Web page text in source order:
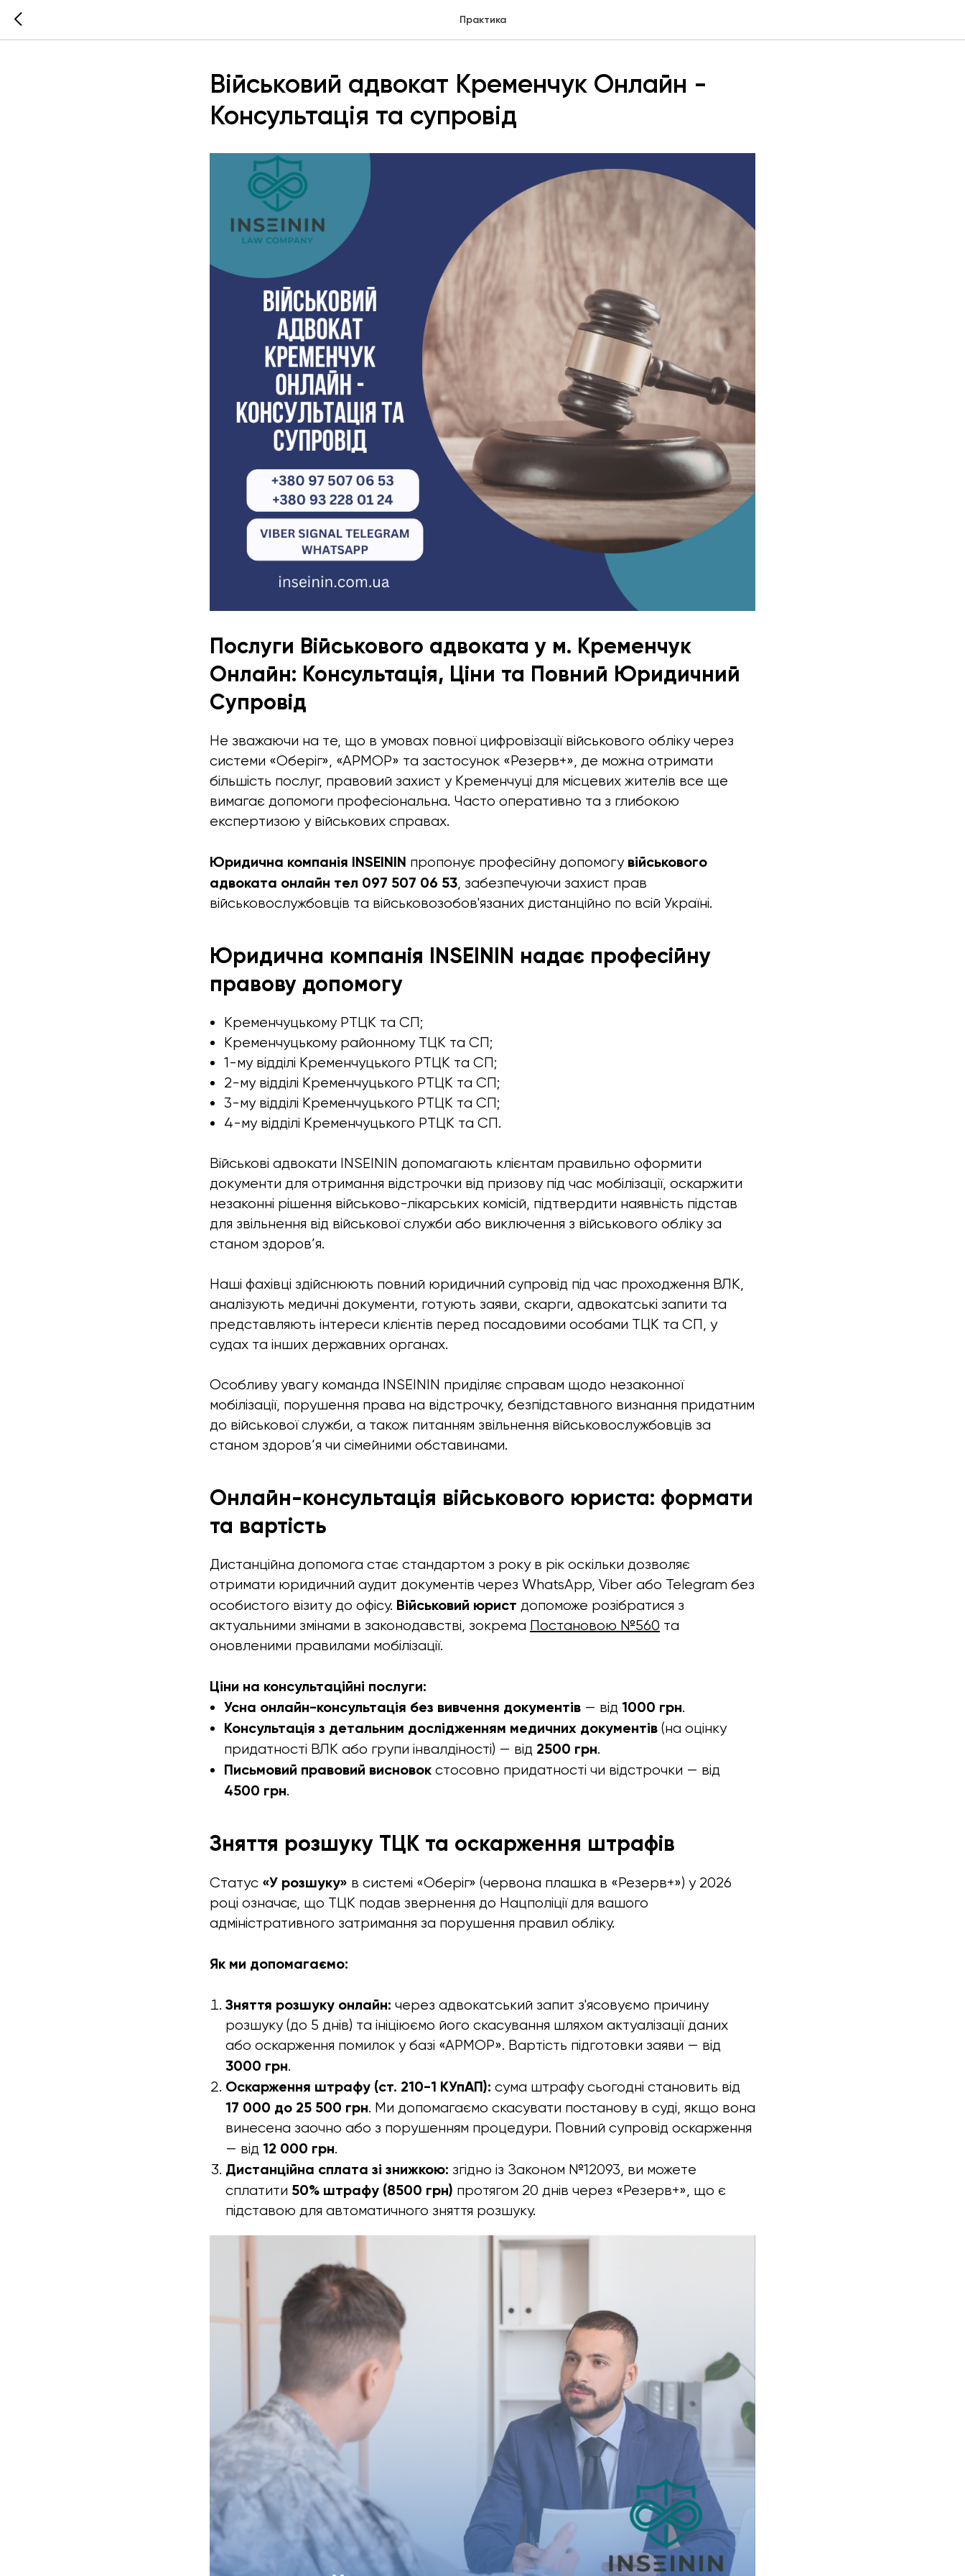
Практика
Військовий адвокат Кременчук Онлайн -
Консультація та супровід
Послуги Військового адвоката у м. Кременчук
Онлайн: Консультація, Ціни та Повний Юридичний
Супровід
Не зважаючи на те, що в умовах повної цифровізації військового обліку через
системи «Оберіг», «АРМОР» та застосунок «Резерв+», де можна отримати
більшість послуг, правовий захист у Кременчуці для місцевих жителів все ще
вимагає допомоги професіональна. Часто оперативно та з глибокою
експертизою у військових справах.
Юридична компанія INSEININ пропонує професійну допомогу військового
адвоката онлайн тел 097 507 06 53, забезпечуючи захист прав
військовослужбовців та військовозобов'язаних дистанційно по всій Україні.
Юридична компанія INSEININ надає професійну
правову допомогу
Кременчуцькому РТЦК та СП;
Кременчуцькому районному ТЦК та СП;
1-му відділі Кременчуцького РТЦК та СП;
2-му відділі Кременчуцького РТЦК та СП;
3-му відділі Кременчуцького РТЦК та СП;
4-му відділі Кременчуцького РТЦК та СП.
Військові адвокати INSEININ допомагають клієнтам правильно оформити
документи для отримання відстрочки від призову під час мобілізації, оскаржити
незаконні рішення військово-лікарських комісій, підтвердити наявність підстав
для звільнення від військової служби або виключення з військового обліку за
станом здоров’я.
Наші фахівці здійснюють повний юридичний супровід під час проходження ВЛК,
аналізують медичні документи, готують заяви, скарги, адвокатські запити та
представляють інтереси клієнтів перед посадовими особами ТЦК та СП, у
судах та інших державних органах.
Особливу увагу команда INSEININ приділяє справам щодо незаконної
мобілізації, порушення права на відстрочку, безпідставного визнання придатним
до військової служби, а також питанням звільнення військовослужбовців за
станом здоров’я чи сімейними обставинами.
Онлайн-консультація військового юриста: формати
та вартість
Дистанційна допомога стає стандартом з року в рік оскільки дозволяє
отримати юридичний аудит документів через WhatsApp, Viber або Telegram без
особистого візиту до офісу. Військовий юрист допоможе розібратися з
актуальними змінами в законодавстві, зокрема Постановою №560 та
оновленими правилами мобілізації.
Ціни на консультаційні послуги:
Усна онлайн-консультація без вивчення документів — від 1000 грн.
Консультація з детальним дослідженням медичних документів (на оцінку
придатності ВЛК або групи інвалдіності) — від 2500 грн.
Письмовий правовий висновок стосовно придатності чи відстрочки — від
4500 грн.
Зняття розшуку ТЦК та оскарження штрафів
Статус «У розшуку» в системі «Оберіг» (червона плашка в «Резерв+») у 2026
році означає, що ТЦК подав звернення до Нацполіції для вашого
адміністративного затримання за порушення правил обліку.
Як ми допомагаємо:
Зняття розшуку онлайн: через адвокатський запит з'ясовуємо причину
розшуку (до 5 днів) та ініціюємо його скасування шляхом актуалізації даних
або оскарження помилок у базі «АРМОР». Вартість підготовки заяви — від
3000 грн.
Оскарження штрафу (ст. 210-1 КУпАП): сума штрафу сьогодні становить від
17 000 до 25 500 грн. Ми допомагаємо скасувати постанову в суді, якщо вона
винесена заочно або з порушенням процедури. Повний супровід оскарження
— від 12 000 грн.
Дистанційна сплата зі знижкою: згідно із Законом №12093, ви можете
сплатити 50% штрафу (8500 грн) протягом 20 днів через «Резерв+», що є
підставою для автоматичного зняття розшуку.